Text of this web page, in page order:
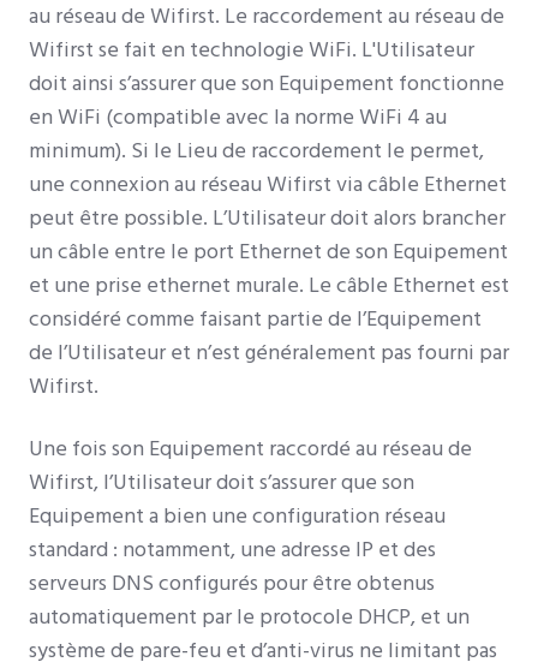
au réseau de Wifirst. Le raccordement au réseau de
Wifirst se fait en technologie WiFi. L'Utilisateur
doit ainsi s’assurer que son Equipement fonctionne
en WiFi (compatible avec la norme WiFi 4 au
minimum). Si le Lieu de raccordement le permet,
une connexion au réseau Wifirst via câble Ethernet
peut être possible. L’Utilisateur doit alors brancher
un câble entre le port Ethernet de son Equipement
et une prise ethernet murale. Le câble Ethernet est
considéré comme faisant partie de l’Equipement
de l’Utilisateur et n’est généralement pas fourni par
Wifirst.
Une fois son Equipement raccordé au réseau de
Wifirst, l’Utilisateur doit s’assurer que son
Equipement a bien une configuration réseau
standard : notamment, une adresse IP et des
serveurs DNS configurés pour être obtenus
automatiquement par le protocole DHCP, et un
système de pare-feu et d’anti-virus ne limitant pas